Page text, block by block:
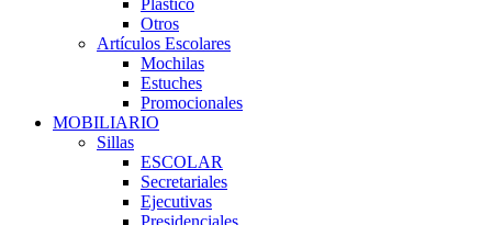
Plastico
Otros
Artículos Escolares
Mochilas
Estuches
Promocionales
MOBILIARIO
Sillas
ESCOLAR
Secretariales
Ejecutivas
Presidenciales